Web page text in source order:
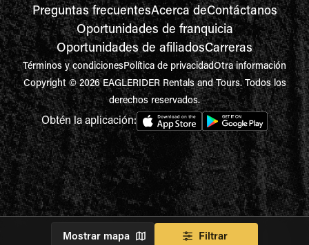
Mostrar mapa Filtrar
Preguntas frecuentesAcerca deContáctanos
Oportunidades de franquicia
Oportunidades de afiliadosCarreras
Términos y condicionesPolítica de privacidadOtra información
Copyright © 2026 EAGLERIDER Rentals and Tours. Todos los
derechos reservados.
Obtén la aplicación: